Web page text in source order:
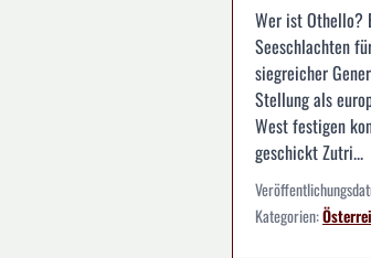
Wer ist Othello?
Seeschlachten
siegreicher
Stellung als
West festigen
geschickt Zutri...
Kategorien: